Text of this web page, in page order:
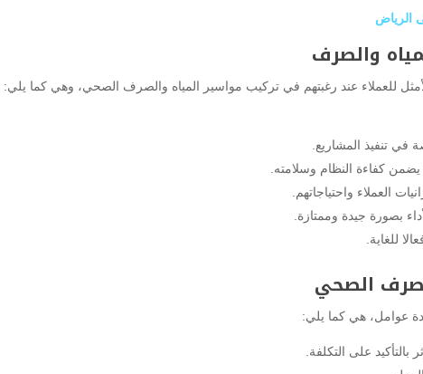
الرياض
والصرف
للعملاء عند رغبتهم في تركيب مواسير المياه والصرف الصحي، وهي كما يلي:
تنفيذ المشاريع.
يضمن كفاءة النظام وسلامته.
العملاء واحتياجاتهم.
بصورة جيدة وممتازة.
للغاية.
الصحي
عوامل، هي كما يلي: